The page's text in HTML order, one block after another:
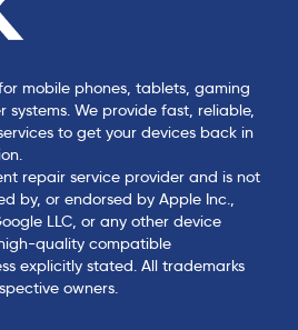
mobile phones, tablets, gaming
systems. We provide fast, reliable,
to get your devices back in
repair service provider and is not
by, or endorsed by Apple Inc.,
LLC, or any other device
quality compatible
explicitly stated. All trademarks
owners.